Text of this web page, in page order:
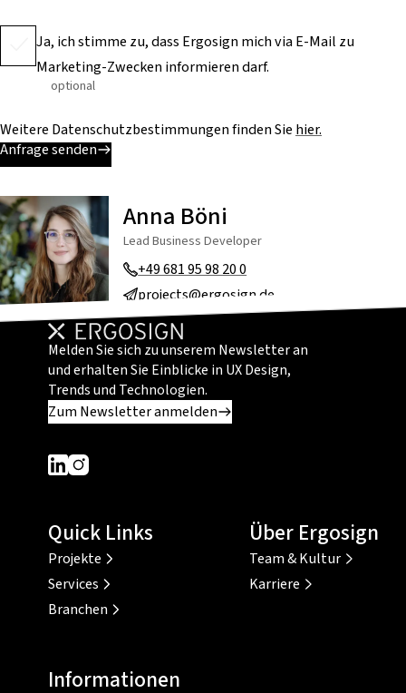
Ja, ich stimme zu, dass Ergosign mich via E-Mail zu
Marketing-Zwecken informieren darf.
optional
Weitere Datenschutzbestimmungen finden Sie hier.
Anfrage senden
Anna Böni
Lead Business Developer
+49 681 95 98 20 0
projects@ergosign.de
Melden Sie sich zu unserem Newsletter an
und erhalten Sie Einblicke in UX Design,
Trends und Technologien.
Zum Newsletter anmelden
Dieser Link führt zu einer externen Seite
Dieser Link führt zu einer externen Seite
Quick Links
Projekte
Services
Branchen
Über Ergosign
Team & Kultur
Karriere
Informationen